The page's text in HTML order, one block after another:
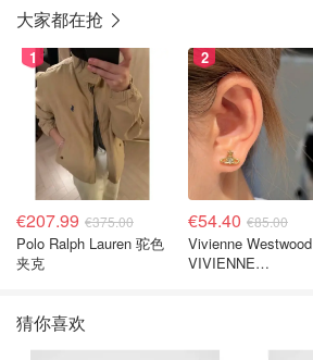
大家都在抢
1
€207.99 €375.00
Polo Ralph Lauren 驼色
夹克
2
€54.40 €85.00
Vivienne Westwood
VIVIENNE
猜你喜欢